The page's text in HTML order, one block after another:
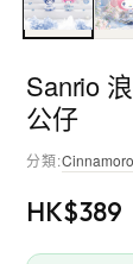
Sanrio
公仔
分類:
HK$389